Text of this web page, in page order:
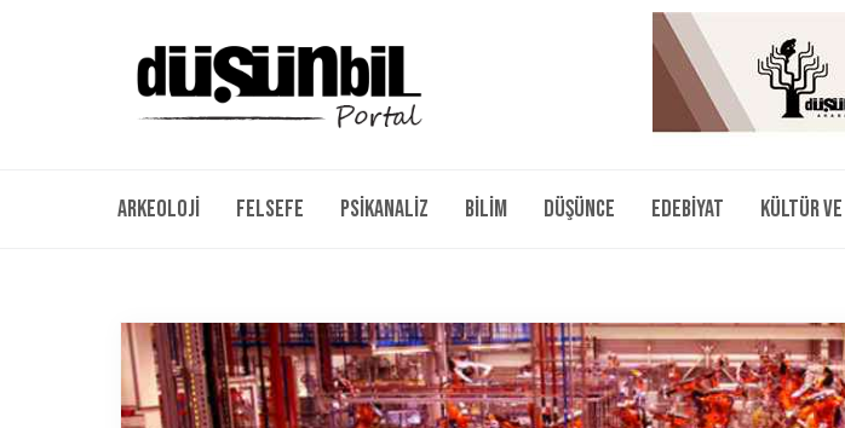
Arkeoloji Felsefe Psikanaliz Bilim Düşünce Edebiyat Kültür ve